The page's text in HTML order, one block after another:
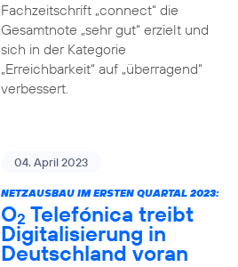
Fachzeitschrift „connect“ die
Gesamtnote „sehr gut“ erzielt und
sich in der Kategorie
„Erreichbarkeit“ auf „überragend“
verbessert.
04. April 2023
NETZAUSBAU IM ERSTEN QUARTAL 2023:
O2 Telefónica treibt
Digitalisierung in
Deutschland voran